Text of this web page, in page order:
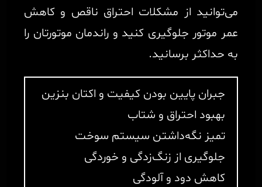
می‌توانید از مشکلات احتراق ناقص و کاهش
عمر موتور جلوگیری کنید و راندمان موتورتان را
به حداکثر برسانید.
جبران پایین بودن کیفیت و اکتان بنزین
بهبود احتراق و شتاب
تمیز نگه‌داشتن سیستم سوخت
جلوگیری از زنگ‌زدگی و خوردگی
کاهش دود و آلودگی